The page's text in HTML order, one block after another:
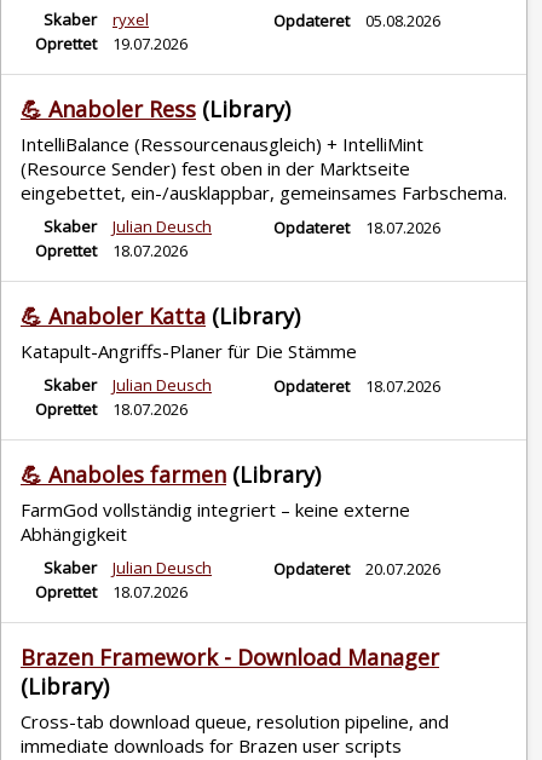
Skaber
ryxel
Oprettet
19.07.2026
Opdateret 05.08.2026
💪 Anaboler Ress (Library)
IntelliBalance (Ressourcenausgleich) + IntelliMint
(Resource Sender) fest oben in der Marktseite
eingebettet, ein-/ausklappbar, gemeinsames Farbschema.
Skaber
Julian Deusch
Oprettet
18.07.2026
Opdateret 18.07.2026
💪 Anaboler Katta (Library)
Katapult-Angriffs-Planer für Die Stämme
Skaber
Julian Deusch
Oprettet
18.07.2026
Opdateret 18.07.2026
💪 Anaboles farmen (Library)
FarmGod vollständig integriert – keine externe
Abhängigkeit
Skaber
Julian Deusch
Oprettet
18.07.2026
Opdateret 20.07.2026
Brazen Framework - Download Manager
(Library)
Cross-tab download queue, resolution pipeline, and
immediate downloads for Brazen user scripts